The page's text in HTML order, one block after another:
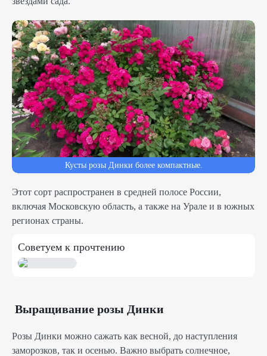
Кусты розы Динки более компактные.
Этот сорт распространен в средней полосе России,
включая Московскую область, а также на Урале и в южных
регионах страны.
Советуем к прочтению
Выращивание розы Динки
Розы Динки можно сажать как весной, до наступления
заморозков, так и осенью. Важно выбрать солнечное,